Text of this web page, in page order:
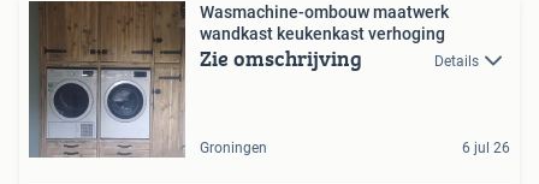
Wasmachine-ombouw maatwerk
wandkast keukenkast verhoging
Zie omschrijving Details
Groningen 6 jul 26